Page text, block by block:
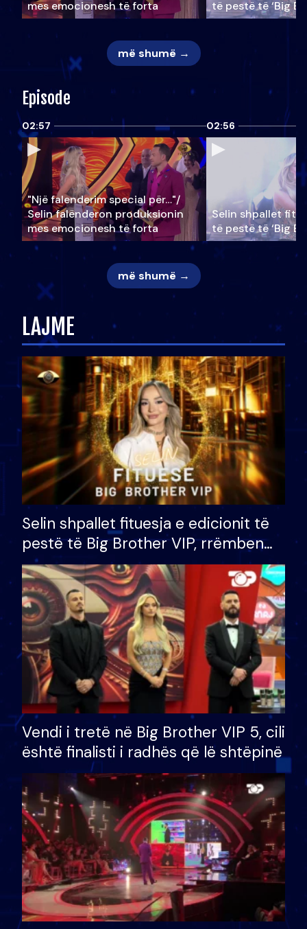
mes emocionesh të forta
të pestë të ‘Big
më shumë →
Episode
02:57
"Një falenderim special për…"/
Selin falënderon produksionin
mes emocionesh të forta
02:56
Selin shpallet
të pestë të ‘Big
më shumë →
LAJME
Selin shpallet fituesja e edicionit të
pestë të Big Brother VIP, rrëmben
çmimin e madh prej 100 mijë eurosh
Vendi i tretë në Big Brother VIP 5, cili
është finalisti i radhës që lë shtëpinë